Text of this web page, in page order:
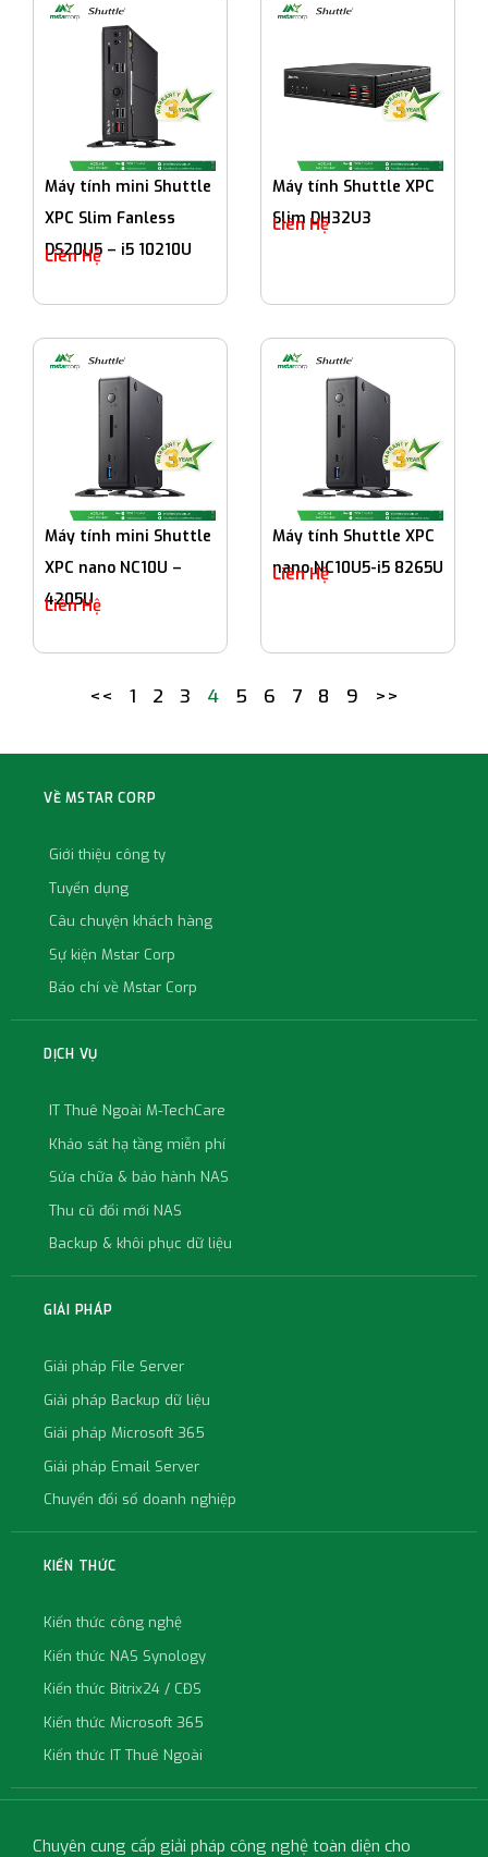
Máy tính mini Shuttle
XPC Slim Fanless
DS20U5 – i5 10210U
Liên Hệ
Máy tính Shuttle XPC
Slim DH32U3
Liên Hệ
Máy tính mini Shuttle
XPC nano NC10U –
4205U
Liên Hệ
Máy tính Shuttle XPC
nano NC10U5-i5 8265U
Liên Hệ
<< 1 2 3 4 5 6 7 8 9 >>
VỀ MSTAR CORP
Giới thiệu công ty
Tuyển dụng
Câu chuyện khách hàng
Sự kiện Mstar Corp
Báo chí về Mstar Corp
DỊCH VỤ
IT Thuê Ngoài M-TechCare
Khảo sát hạ tầng miễn phí
Sửa chữa & bảo hành NAS
Thu cũ đổi mới NAS
Backup & khôi phục dữ liệu
GIẢI PHÁP
Giải pháp File Server
Giải pháp Backup dữ liệu
Giải pháp Microsoft 365
Giải pháp Email Server
Chuyển đổi số doanh nghiệp
KIẾN THỨC
Kiến thức công nghệ
Kiến thức NAS Synology
Kiến thức Bitrix24 / CĐS
Kiến thức Microsoft 365
Kiến thức IT Thuê Ngoài
Chuyên cung cấp giải pháp công nghệ toàn diện cho